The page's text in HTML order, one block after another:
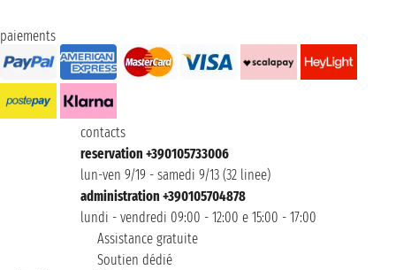
paiements
contacts
reservation +390105733006
lun-ven 9/19 - samedi 9/13 (32 linee)
administration +390105704878
lundi - vendredi 09:00 - 12:00 e 15:00 - 17:00
Assistance gratuite
Soutien dédié